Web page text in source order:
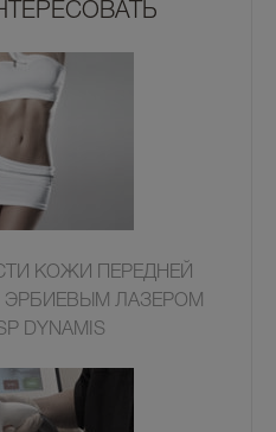
КОЖИ ПЕРЕДНЕЙ
ЛАЗЕРОМ
DYNAMIS